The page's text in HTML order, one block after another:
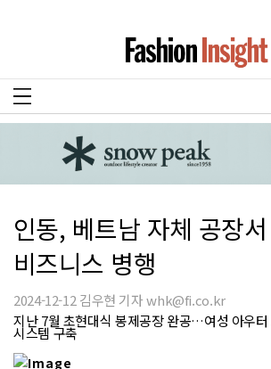
인동, 베트남 자체 공장
비즈니스 병행
2024-12-12 김우현 기자 whk@fi.co.kr
지난 7월 초현대식 봉제공장 완공…여성 아우
시스템 구축